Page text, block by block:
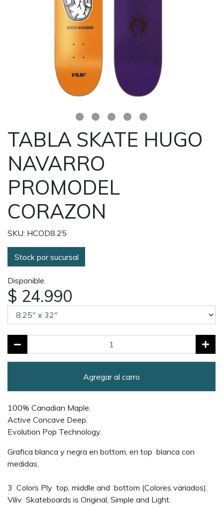
TABLA SKATE HUGO
NAVARRO
PROMODEL
CORAZON
SKU: HCOD8.25
Stock por sucursal
Disponible.
$ 24.990
Agregar al carro
100% Canadian Maple.
Active Concave Deep.
Evolution Pop Technology.
Grafica blanca y negra en bottom, en top blanca con
medidas.
3 Colors Ply top, middle and bottom (Colores variados).
Viliv Skateboards is Original, Simple and Light.